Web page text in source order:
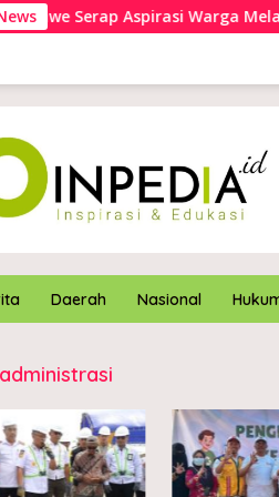
Serap Aspirasi Warga Melalui
Daerah Nasional